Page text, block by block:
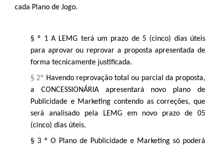
cada Plano de Jogo.
§ º 1 A LEMG terá um prazo de 5 (cinco) dias úteis
para aprovar ou reprovar a proposta apresentada de
forma tecnicamente justificada.
§ 2º Havendo reprovação total ou parcial da proposta,
a CONCESSIONÁRIA apresentará novo plano de
Publicidade e Marketing contendo as correções, que
será analisado pela LEMG em novo prazo de 05
(cinco) dias úteis.
§ 3 º O Plano de Publicidade e Marketing só poderá